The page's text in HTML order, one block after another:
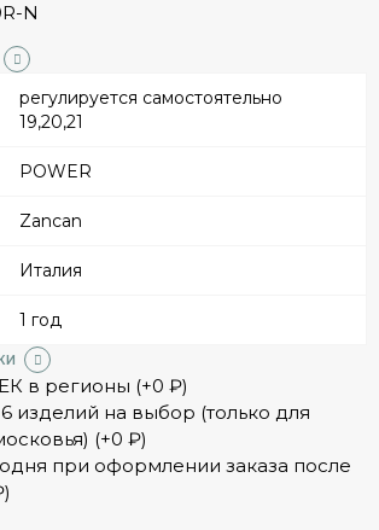
N
регулируется самостоятельно
19,20,21
POWER
Zancan
Италия
1 год
в регионы (+0 ₽)
изделий на выбор (только для
(+0 ₽)
при оформлении заказа после
)